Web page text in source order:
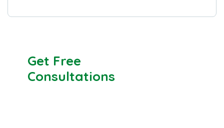
Get Free
Consultations